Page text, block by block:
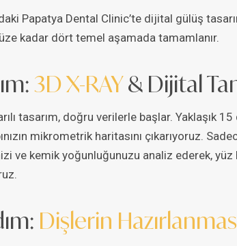
Papatya Dental Clinic’te dijital gülüş
kadar dört temel aşamada tamamlanır.
3D X-RAY& Dijital
tasarım, doğru verilerle başlar. Yaklaşık
mikrometrik haritasını çıkarıyoruz.
ve kemik yoğunluğunuzu analiz ederek, yüz
Dişlerin